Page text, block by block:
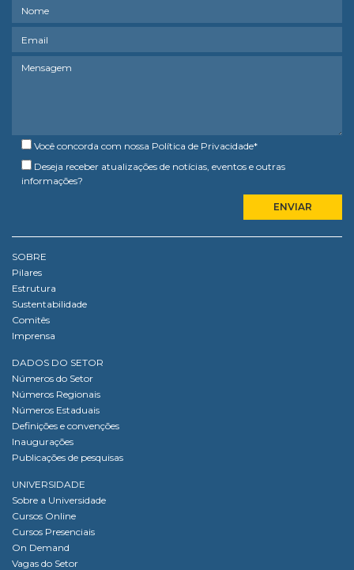
Você concorda com nossa Política de Privacidade*
Deseja receber atualizações de notícias, eventos e outras
informações?
SOBRE
Pilares
Estrutura
Sustentabilidade
Comitês
Imprensa
DADOS DO SETOR
Números do Setor
Números Regionais
Números Estaduais
Definições e convenções
Inaugurações
Publicações de pesquisas
UNIVERSIDADE
Sobre a Universidade
Cursos Online
Cursos Presenciais
On Demand
Vagas do Setor